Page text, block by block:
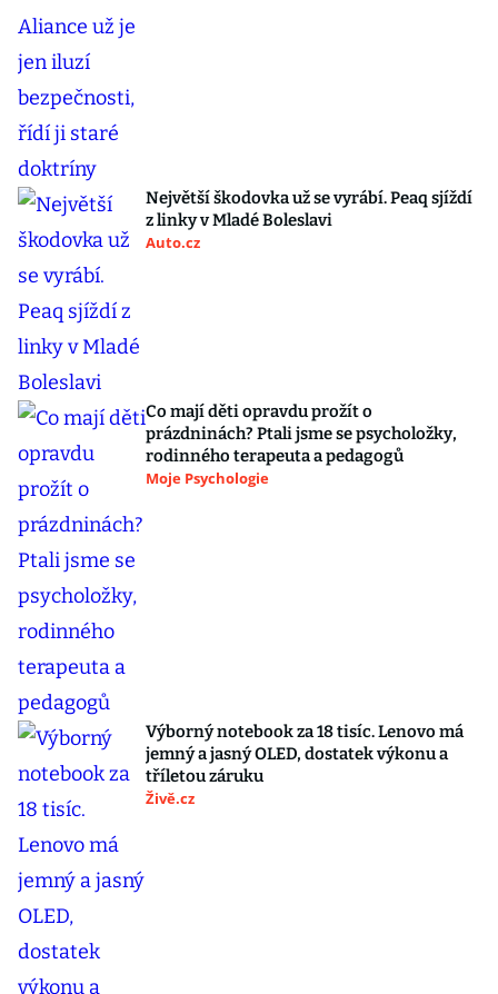
Největší škodovka už se vyrábí. Peaq sjíždí
z linky v Mladé Boleslavi
Auto.cz
Co mají děti opravdu prožít o
prázdninách? Ptali jsme se psycholožky,
rodinného terapeuta a pedagogů
Moje Psychologie
Výborný notebook za 18 tisíc. Lenovo má
jemný a jasný OLED, dostatek výkonu a
tříletou záruku
Živě.cz